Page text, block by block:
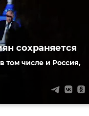
сохраняется
том числе и Россия,